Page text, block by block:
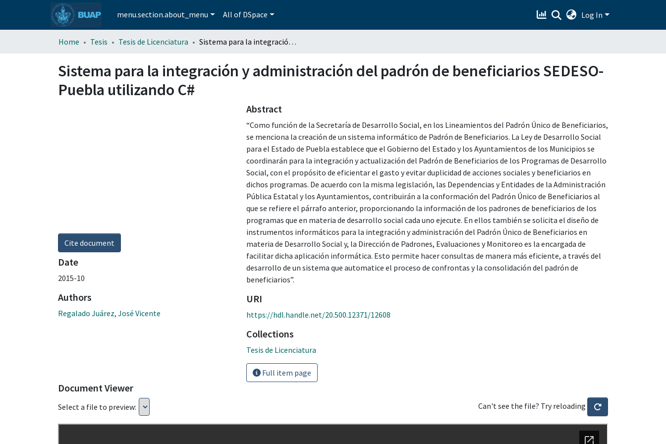
menu.section.about_menu All of DSpace Log In
Home Tesis Tesis de Licenciatura Sistema para la integración y administración del padrón de beneficiarios SEDESO-Puebla utilizando C#
Sistema para la integración y administración del padrón de beneficiarios SEDESO-
Puebla utilizando C#
Cite document
Date
2015-10
Authors
Regalado Juárez, José Vicente
Abstract
“Como función de la Secretaría de Desarrollo Social, en los Lineamientos del Padrón Único de Beneficiarios,
se menciona la creación de un sistema informático de Padrón de Beneficiarios. La Ley de Desarrollo Social
para el Estado de Puebla establece que el Gobierno del Estado y los Ayuntamientos de los Municipios se
coordinarán para la integración y actualización del Padrón de Beneficiarios de los Programas de Desarrollo
Social, con el propósito de eficientar el gasto y evitar duplicidad de acciones sociales y beneficiarios en
dichos programas. De acuerdo con la misma legislación, las Dependencias y Entidades de la Administración
Pública Estatal y los Ayuntamientos, contribuirán a la conformación del Padrón Único de Beneficiarios al
que se refiere el párrafo anterior, proporcionando la información de los padrones de beneficiarios de los
programas que en materia de desarrollo social cada uno ejecute. En ellos también se solicita el diseño de
instrumentos informáticos para la integración y administración del Padrón Único de Beneficiarios en
materia de Desarrollo Social y, la Dirección de Padrones, Evaluaciones y Monitoreo es la encargada de
facilitar dicha aplicación informática. Esto permite hacer consultas de manera más eficiente, a través del
desarrollo de un sistema que automatice el proceso de confrontas y la consolidación del padrón de
beneficiarios”.
URI
https://hdl.handle.net/20.500.12371/12608
Collections
Tesis de Licenciatura
Full item page
Document Viewer
Select a file to preview: Can't see the file? Try reloading